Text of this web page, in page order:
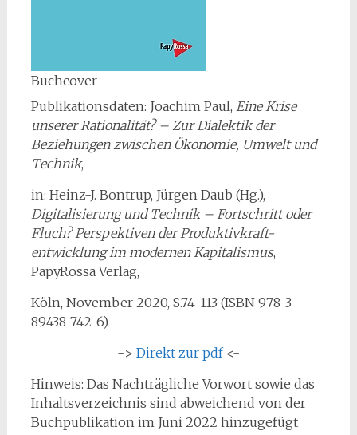
Buchcover
Publikationsdaten: Joachim Paul, Eine Krise
unserer Rationalität? – Zur Dialektik der
Beziehungen zwischen Ökonomie, Umwelt und
Technik,
in: Heinz-J. Bontrup, Jürgen Daub (Hg.),
Digitalisierung und Technik – Fortschritt oder
Fluch? Perspektiven der Produktivkraft-
entwicklung im modernen Kapitalismus,
PapyRossa Verlag,
Köln, November 2020, S.74-113 (ISBN 978-3-
89438-742-6)
-> Direkt zur pdf<-
Hinweis: Das Nachträgliche Vorwort sowie das
Inhaltsverzeichnis sind abweichend von der
Buchpublikation im Juni 2022 hinzugefügt